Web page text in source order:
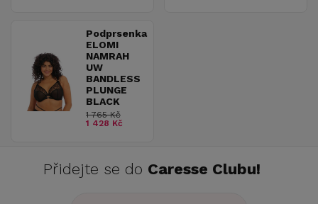
Podprsenka
ELOMI
NAMRAH
UW
BANDLESS
PLUNGE
BLACK
1 765 Kč
1 428 Kč
Přidejte se do Caresse Clubu!